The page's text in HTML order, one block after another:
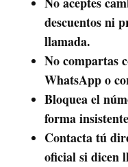
descuentos ni
llamada.
No compartas
WhatsApp o
Bloquea el
forma
Contacta tú
oficial si dicen